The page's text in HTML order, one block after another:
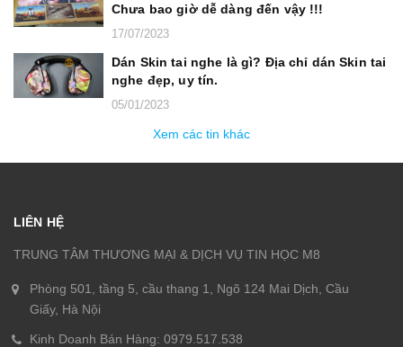
Chưa bao giờ dễ dàng đến vậy !!!
17/07/2023
Dán Skin tai nghe là gì? Địa chỉ dán Skin tai
nghe đẹp, uy tín.
05/01/2023
Xem các tin khác
LIÊN HỆ
TRUNG TÂM THƯƠNG MẠI & DỊCH VỤ TIN HỌC M8
Phòng 501, tầng 5, cầu thang 1, Ngõ 124 Mai Dịch, Cầu
Giấy, Hà Nội
Kinh Doanh Bán Hàng: 0979.517.538